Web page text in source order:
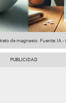
de magnesio. Fuente: IA-